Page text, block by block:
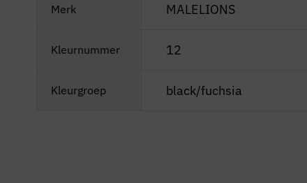
Merk MALELIONS
Kleurnummer 12
Kleurgroep black/fuchsia